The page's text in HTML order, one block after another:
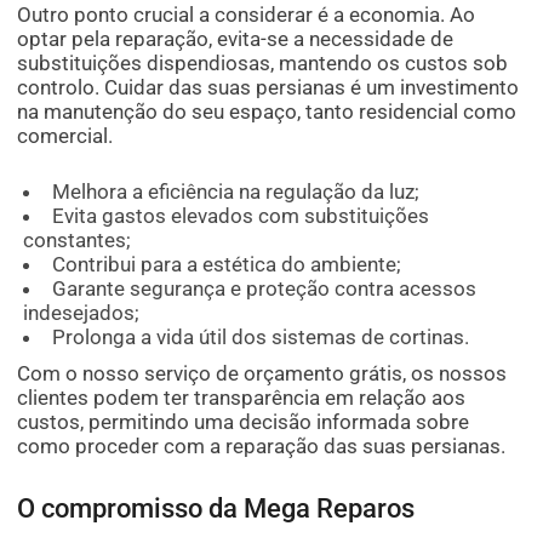
Outro ponto crucial a considerar é a economia. Ao
optar pela reparação, evita-se a necessidade de
substituições dispendiosas, mantendo os custos sob
controlo. Cuidar das suas persianas é um investimento
na manutenção do seu espaço, tanto residencial como
comercial.
Melhora a eficiência na regulação da luz;
Evita gastos elevados com substituições
constantes;
Contribui para a estética do ambiente;
Garante segurança e proteção contra acessos
indesejados;
Prolonga a vida útil dos sistemas de cortinas.
Com o nosso serviço de orçamento grátis, os nossos
clientes podem ter transparência em relação aos
custos, permitindo uma decisão informada sobre
como proceder com a reparação das suas persianas.
O compromisso da Mega Reparos